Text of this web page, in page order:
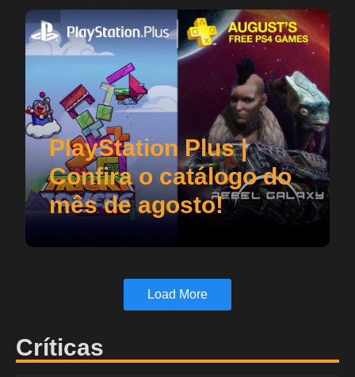
PlayStation Plus |
Confira o catálogo do
mês de agosto!
Load More
Críticas